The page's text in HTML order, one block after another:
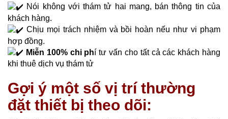
Nói không với thám tử hai mang, bán thông tin của
khách hàng.
Chịu mọi trách nhiệm và bồi hoàn nếu như vi phạm
hợp đồng.
Miễn 100% chi phí tư vấn cho tất cả các khách hàng
khi thuê dịch vụ thám tử
Gợi ý một số vị trí thường
đặt thiết bị theo dõi: